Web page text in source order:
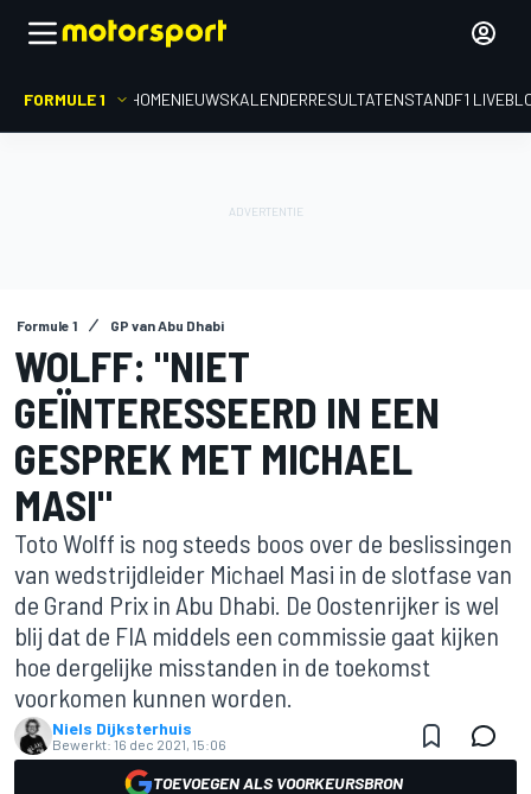
FORMULE 1 HOMENIEUWSKALENDERRESULTATENSTANDF1
Formule 1 GP van Abu Dhabi
WOLFF: "NIET
GEÏNTERESSEERD IN EEN
GESPREK MET MICHAEL
MASI"
Toto Wolff is nog steeds boos over de beslissingen
van wedstrijdleider Michael Masi in de slotfase van
de Grand Prix in Abu Dhabi. De Oostenrijker is wel
blij dat de FIA middels een commissie gaat kijken
hoe dergelijke misstanden in de toekomst
voorkomen kunnen worden.
Niels Dijksterhuis
Bewerkt: 16 dec 2021, 15:06
TOEVOEGEN ALS VOORKEURSBRON